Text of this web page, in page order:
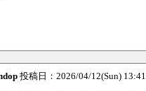
投稿日：2026/04/12(Sun) 13:41